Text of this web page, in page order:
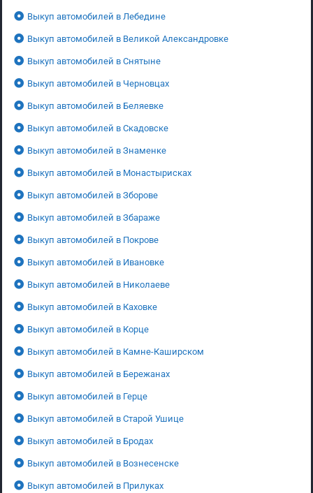
Выкуп автомобилей в Лебедине
Выкуп автомобилей в Великой Александровке
Выкуп автомобилей в Снятыне
Выкуп автомобилей в Черновцах
Выкуп автомобилей в Беляевке
Выкуп автомобилей в Скадовске
Выкуп автомобилей в Знаменке
Выкуп автомобилей в Монастырисках
Выкуп автомобилей в Зборове
Выкуп автомобилей в Збараже
Выкуп автомобилей в Покрове
Выкуп автомобилей в Ивановке
Выкуп автомобилей в Николаеве
Выкуп автомобилей в Каховке
Выкуп автомобилей в Корце
Выкуп автомобилей в Камне-Каширском
Выкуп автомобилей в Бережанах
Выкуп автомобилей в Герце
Выкуп автомобилей в Старой Ушице
Выкуп автомобилей в Бродах
Выкуп автомобилей в Вознесенске
Выкуп автомобилей в Прилуках